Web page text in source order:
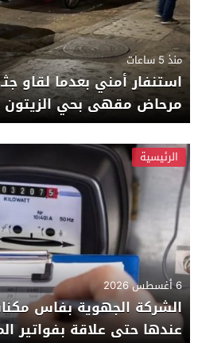
منذ 5 ساعات
استنفار أمني بعدما لقاو
مرحاض مقهى بحي
الرئيسية
6 أغسطس 2026
الشركة الجهوية بفاس
عندها حتى علاقة بفواتير